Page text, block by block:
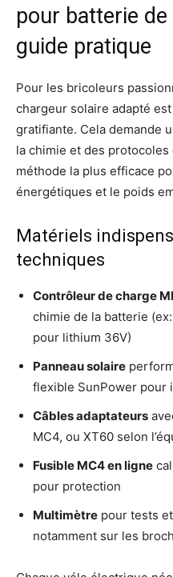
pour batterie
guide pratique
Pour les bricoleurs
chargeur solaire adapté
gratifiante. Cela demande
la chimie et des protocoles
méthode la plus efficace
énergétiques et le poids
Matériels
techniques
Contrôleur de charge
chimie de la batterie
pour lithium 36V)
Panneau solaire
flexible SunPower pour
Câbles adaptateurs
MC4, ou XT60 selon
Fusible MC4 en ligne
pour protection
Multimètre pour tests
notamment sur les